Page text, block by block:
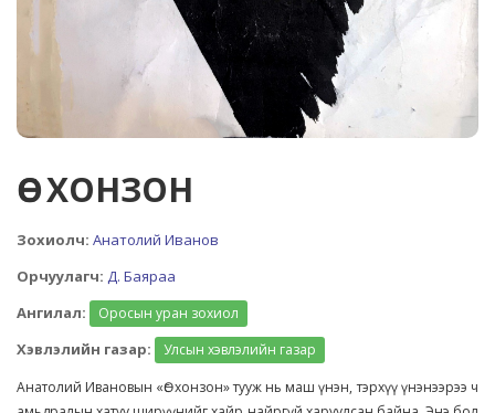
ӨС ХОНЗОН
Зохиолч: Анатолий Иванов
Орчуулагч: Д. Баяраа
Ангилал:
Оросын уран зохиол
Хэвлэлийн газар:
Улсын хэвлэлийн газар
Анатолий Ивановын «Өс хонзон» тууж нь маш үнэн, тэрхүү үнэнээрээ ч